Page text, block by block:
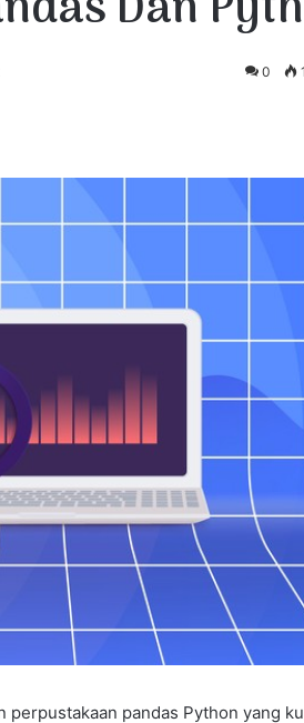
0
pandas Python yang